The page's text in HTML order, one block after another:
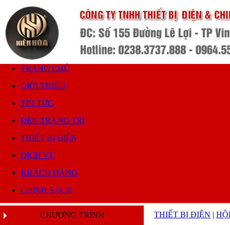
TRANG CHỦ
GIỚI THIỆU
TIN TỨC
ĐÈN TRANG TRÍ
THIẾT BỊ ĐIỆN
DỊCH VỤ
KHÁCH HÀNG
CHÍNH SÁCH
CHƯƠNG TRÌNH
THIẾT BỊ ĐIỆN |